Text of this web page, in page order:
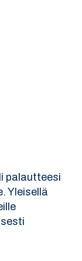
palautteesi
Yleisellä